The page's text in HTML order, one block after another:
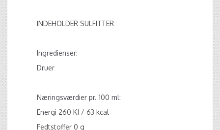
INDEHOLDER SULFITTER
Ingredienser:
Druer
Næringsværdier pr. 100 ml:
Energi 260 KJ / 63 kcal
Fedtstoffer 0 g